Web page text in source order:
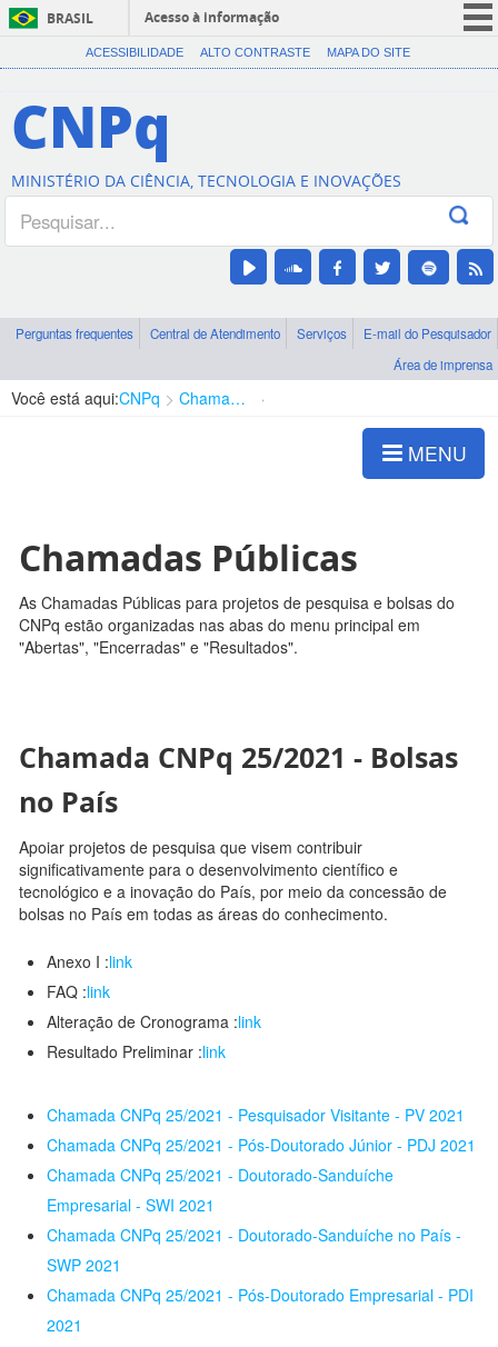
BRASIL
Acesso à informação
CORONAVÍRUS (COVID-19)
Canais
ACESSIBILIDADE ALTO CONTRASTE MAPA DO SITE
CNPq
MINISTÉRIO DA CIÊNCIA, TECNOLOGIA E INOVAÇÕES
Perguntas frequentes Central de Atendimento Serviços
E-mail do Pesquisador
Área de imprensa
Você está aqui:CNPq Chamadas
MENU
Chamadas Públicas
As Chamadas Públicas para projetos de pesquisa e bolsas do
CNPq estão organizadas nas abas do menu principal em
"Abertas", "Encerradas" e "Resultados".
Chamada CNPq 25/2021 - Bolsas
no País
Apoiar projetos de pesquisa que visem contribuir
significativamente para o desenvolvimento científico e
tecnológico e a inovação do País, por meio da concessão de
bolsas no País em todas as áreas do conhecimento.
Anexo I :link
FAQ :link
Alteração de Cronograma :link
Resultado Preliminar :link
Chamada CNPq 25/2021 - Pesquisador Visitante - PV 2021
Chamada CNPq 25/2021 - Pós-Doutorado Júnior - PDJ 2021
Chamada CNPq 25/2021 - Doutorado-Sanduíche
Empresarial - SWI 2021
Chamada CNPq 25/2021 - Doutorado-Sanduíche no País -
SWP 2021
Chamada CNPq 25/2021 - Pós-Doutorado Empresarial - PDI
2021